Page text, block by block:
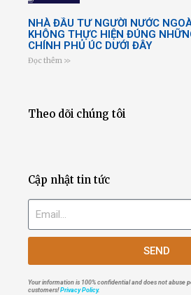
NHÀ ĐẦU TƯ NGƯỜI NƯỚC
KHÔNG THỰC HIỆN ĐÚNG
CHÍNH PHỦ ÚC DƯỚI ĐÂY
Đọc thêm >>
Theo dõi chúng tôi
Cập nhật tin tức
SEND
Your information is 100% confidential and does not abuse
customers!Privacy Policy.